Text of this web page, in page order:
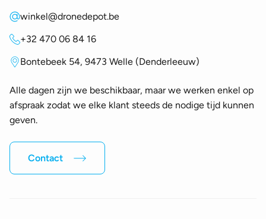
winkel@dronedepot.be
+32 470 06 84 16
Bontebeek 54, 9473 Welle (Denderleeuw)
Alle dagen zijn we beschikbaar, maar we werken enkel op
afspraak zodat we elke klant steeds de nodige tijd kunnen
geven.
Contact